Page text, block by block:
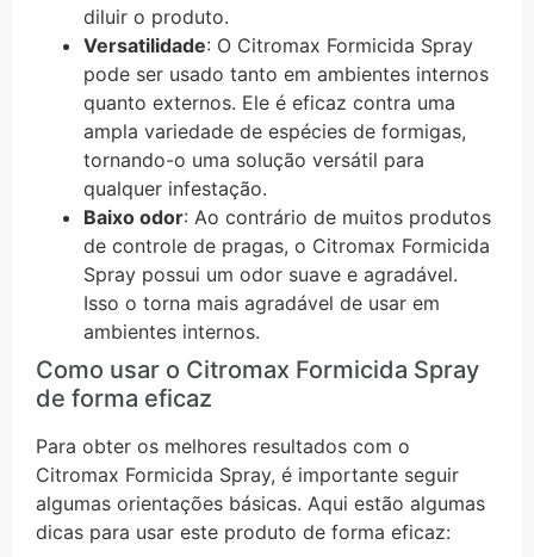
diluir o produto.
Versatilidade: O Citromax Formicida Spray
pode ser usado tanto em ambientes internos
quanto externos. Ele é eficaz contra uma
ampla variedade de espécies de formigas,
tornando-o uma solução versátil para
qualquer infestação.
Baixo odor: Ao contrário de muitos produtos
de controle de pragas, o Citromax Formicida
Spray possui um odor suave e agradável.
Isso o torna mais agradável de usar em
ambientes internos.
Como usar o Citromax Formicida Spray
de forma eficaz
Para obter os melhores resultados com o
Citromax Formicida Spray, é importante seguir
algumas orientações básicas. Aqui estão algumas
dicas para usar este produto de forma eficaz: